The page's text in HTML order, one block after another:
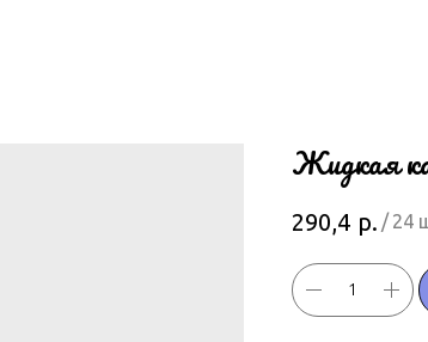
Жидкая
290,4 р. / 24